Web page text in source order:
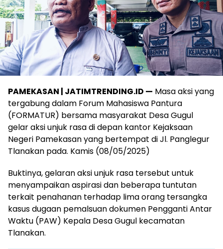
PAMEKASAN | JATIMTRENDING.ID — Masa aksi yang
tergabung dalam Forum Mahasiswa Pantura
(FORMATUR) bersama masyarakat Desa Gugul
gelar aksi unjuk rasa di depan kantor Kejaksaan
Negeri Pamekasan yang bertempat di Jl. Panglegur
Tlanakan pada. Kamis (08/05/2025)
Buktinya, gelaran aksi unjuk rasa tersebut untuk
menyampaikan aspirasi dan beberapa tuntutan
terkait penahanan terhadap lima orang tersangka
kasus dugaan pemalsuan dokumen Pengganti Antar
Waktu (PAW) Kepala Desa Gugul kecamatan
Tlanakan.